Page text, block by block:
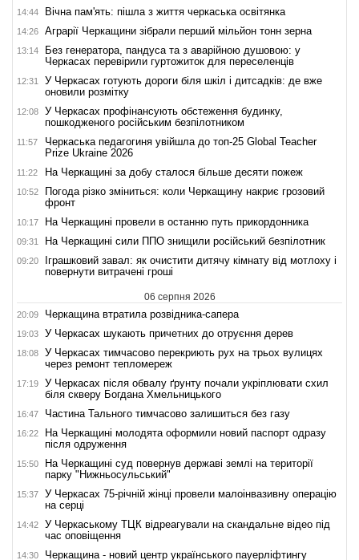
14:44 Вічна пам'ять: пішла з життя черкаська освітянка
14:26 Аграрії Черкащини зібрали перший мільйон тонн зерна
13:14
Без генератора, пандуса та з аварійною душовою: у
Черкасах перевірили гуртожиток для переселенців
12:31
У Черкасах готують дороги біля шкіл і дитсадків: де вже
оновили розмітку
12:08
У Черкасах профінансують обстеження будинку,
пошкодженого російським безпілотником
11:57
Черкаська педагогиня увійшла до топ-25 Global Teacher
Prize Ukraine 2026
11:22 На Черкащині за добу сталося більше десяти пожеж
10:52
Погода різко зміниться: коли Черкащину накриє грозовий
фронт
10:17 На Черкащині провели в останню путь прикордонника
09:31 На Черкащині сили ППО знищили російський безпілотник
09:20
Іграшковий завал: як очистити дитячу кімнату від мотлоху і
повернути витрачені гроші
06 серпня 2026
20:09 Черкащина втратила розвідника-сапера
19:03 У Черкасах шукають причетних до отруєння дерев
18:08
У Черкасах тимчасово перекриють рух на трьох вулицях
через ремонт тепломереж
17:19
У Черкасах після обвалу ґрунту почали укріплювати схил
біля скверу Богдана Хмельницького
16:47 Частина Тального тимчасово залишиться без газу
16:22
На Черкащині молодята оформили новий паспорт одразу
після одруження
15:50
На Черкащині суд повернув державі землі на території
парку "Нижньосульський"
15:37
У Черкасах 75-річній жінці провели малоінвазивну операцію
на серці
14:42
У Черкаському ТЦК відреагували на скандальне відео під
час оповіщення
14:30 Черкащина - новий центр українського пауерліфтингу